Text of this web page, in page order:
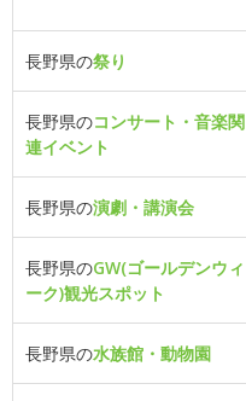
長野県の祭り
長野県のコンサート・音楽関
連イベント
長野県の演劇・講演会
長野県のGW(ゴールデンウィ
ーク)観光スポット
長野県の水族館・動物園